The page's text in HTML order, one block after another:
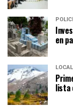
en
LOCAL
lista